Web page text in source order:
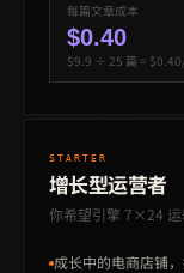
每篇文章成本
$0.40
$9.9 ÷ 25 篇 =
STARTER
增长型运营者
你希望引擎 7×24
成长中的电商店铺